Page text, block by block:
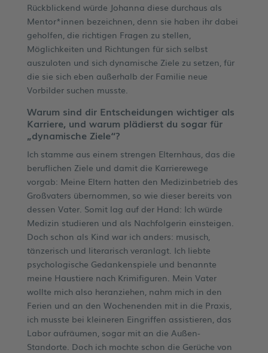
Rückblickend würde Johanna diese durchaus als
Mentor*innen bezeichnen, denn sie haben ihr dabei
geholfen, die richtigen Fragen zu stellen,
Möglichkeiten und Richtungen für sich selbst
auszuloten und sich dynamische Ziele zu setzen, für
die sie sich eben außerhalb der Familie neue
Vorbilder suchen musste.
Warum sind dir Entscheidungen wichtiger als
Karriere, und warum plädierst du sogar für
„dynamische Ziele“?
Ich stamme aus einem strengen Elternhaus, das die
beruflichen Ziele und damit die Karrierewege
vorgab: Meine Eltern hatten den Medizinbetrieb des
Großvaters übernommen, so wie dieser bereits von
dessen Vater. Somit lag auf der Hand: Ich würde
Medizin studieren und als Nachfolgerin einsteigen.
Doch schon als Kind war ich anders: musisch,
tänzerisch und literarisch veranlagt. Ich liebte
psychologische Gedankenspiele und benannte
meine Haustiere nach Krimifiguren. Mein Vater
wollte mich also heranziehen, nahm mich in den
Ferien und an den Wochenenden mit in die Praxis,
ich musste bei kleineren Eingriffen assistieren, das
Labor aufräumen, sogar mit an die Außen-
Standorte. Doch ich mochte schon die Gerüche von